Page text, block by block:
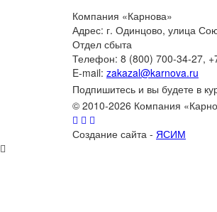
Компания «Карнова»
Адрес: г. Одинцово, улица
Отдел сбыта
Телефон: 8 (800) 700-34-27,
E-mail: zakazal@karnova.ru
Подпишитесь и вы будете в
© 2010-2026 Компания
Создание сайта - ЯСИМ